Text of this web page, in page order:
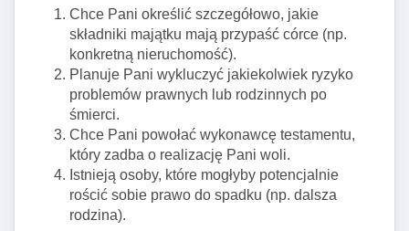
Chce Pani określić szczegółowo, jakie
składniki majątku mają przypaść córce (np.
konkretną nieruchomość).
Planuje Pani wykluczyć jakiekolwiek ryzyko
problemów prawnych lub rodzinnych po
śmierci.
Chce Pani powołać wykonawcę testamentu,
który zadba o realizację Pani woli.
Istnieją osoby, które mogłyby potencjalnie
rościć sobie prawo do spadku (np. dalsza
rodzina).